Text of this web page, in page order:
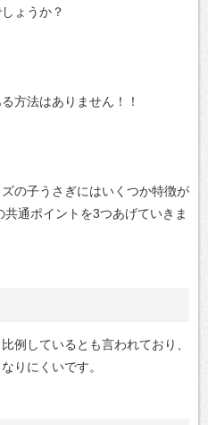
ょうか？
方法はありません！！
の子うさぎにはいくつか特徴が
通ポイントを3つあげていきま
例しているとも言われており、
りにくいです。